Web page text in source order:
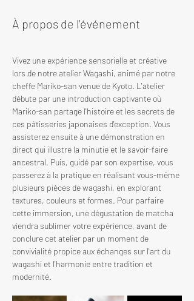
À propos de l'événement
Vivez une expérience sensorielle et créative
lors de notre atelier Wagashi, animé par notre
cheffe Mariko-san venue de Kyoto. L'atelier
débute par une introduction captivante où
Mariko-san partage l'histoire et les secrets de
ces pâtisseries japonaises d'exception. Vous
assisterez ensuite à une démonstration en
direct qui illustre la minutie et le savoir-faire
ancestral. Puis, guidé par son expertise, vous
passerez à la pratique en réalisant vous-même
plusieurs pièces de wagashi, en explorant
textures, couleurs et formes. Pour parfaire
cette immersion, une dégustation de matcha
viendra sublimer votre expérience, avant de
conclure cet atelier par un moment de
convivialité propice aux échanges sur l'art du
wagashi et l'harmonie entre tradition et
modernité.